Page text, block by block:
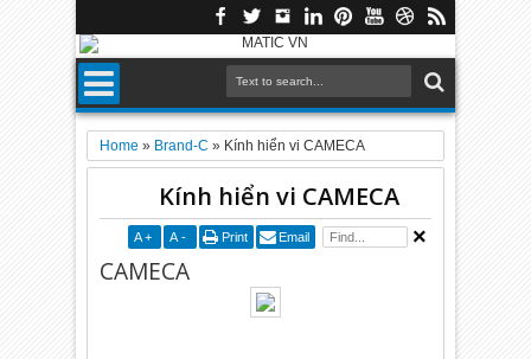
Home » Brand-C » Kính hiển vi CAMECA
Kính hiển vi CAMECA
A + A - Print Email
CAMECA